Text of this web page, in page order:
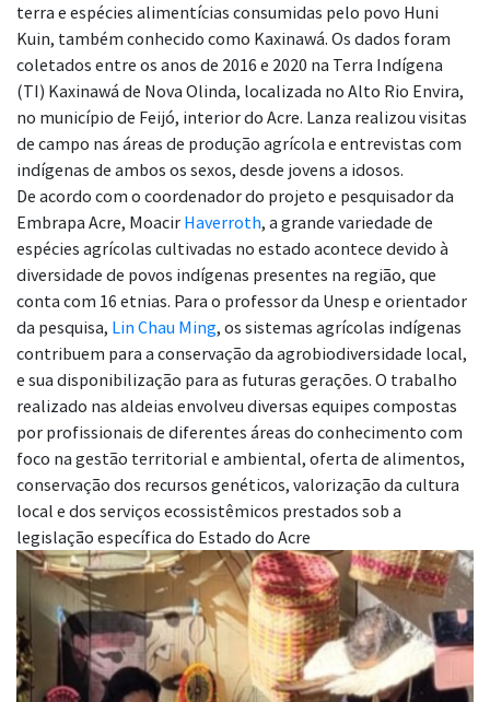
terra e espécies alimentícias consumidas pelo povo Huni
Kuin, também conhecido como Kaxinawá. Os dados foram
coletados entre os anos de 2016 e 2020 na Terra Indígena
(TI) Kaxinawá de Nova Olinda, localizada no Alto Rio Envira,
no município de Feijó, interior do Acre. Lanza realizou visitas
de campo nas áreas de produção agrícola e entrevistas com
indígenas de ambos os sexos, desde jovens a idosos.
De acordo com o coordenador do projeto e pesquisador da
Embrapa Acre, Moacir Haverroth, a grande variedade de
espécies agrícolas cultivadas no estado acontece devido à
diversidade de povos indígenas presentes na região, que
conta com 16 etnias. Para o professor da Unesp e orientador
da pesquisa, Lin Chau Ming, os sistemas agrícolas indígenas
contribuem para a conservação da agrobiodiversidade local,
e sua disponibilização para as futuras gerações. O trabalho
realizado nas aldeias envolveu diversas equipes compostas
por profissionais de diferentes áreas do conhecimento com
foco na gestão territorial e ambiental, oferta de alimentos,
conservação dos recursos genéticos, valorização da cultura
local e dos serviços ecossistêmicos prestados sob a
legislação específica do Estado do Acre